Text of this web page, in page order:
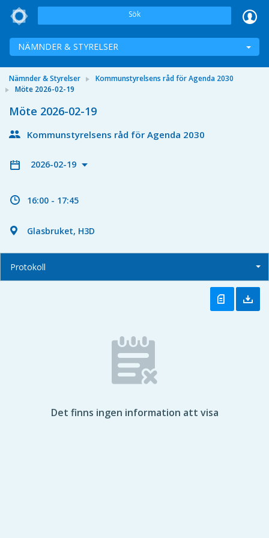
Sök
NÄMNDER & STYRELSER
Nämnder & Styrelser
Kommunstyrelsens råd för Agenda 2030
Möte 2026-02-19
Möte 2026-02-19
Kommunstyrelsens råd för Agenda 2030
2026-02-19
16:00 - 17:45
Glasbruket, H3D
Protokoll
Det finns ingen information att visa